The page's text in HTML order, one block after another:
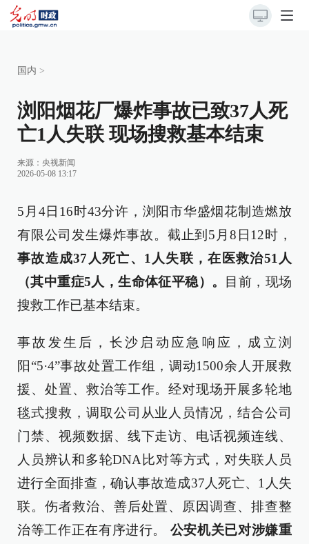
国内 >
浏阳烟花厂爆炸事故已致37人死
亡1人失联 现场搜救基本结束
来源： 央视新闻
2026-05-08 13:17
5月4日16时43分许，浏阳市华盛烟花制造燃放
有限公司发生爆炸事故。截止到5月8日12时，
事故造成37人死亡、1人失联，在医救治51人
（其中重症5人，生命体征平稳）。
目前，现场
搜救工作已基本结束。
事故发生后，长沙启动应急响应，成立浏
阳“5·4”事故处置工作组，调动1500余人开展救
援、处置、救治等工作。经对现场开展多轮地
毯式搜救，调取公司从业人员情况，结合公司
门禁、视频数据、线下走访、电话视频连线、
人员辨认和多轮DNA比对等方式，对失联人员
进行全面排查，确认事故造成37人死亡、1人失
联。伤者救治、善后处置、原因调查、排查整
治等工作正在有序进行。
公安机关已对涉嫌重